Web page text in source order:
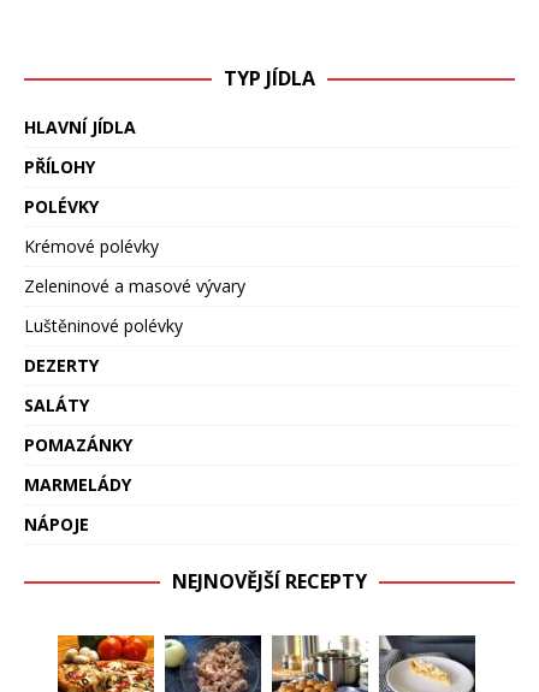
TYP JÍDLA
HLAVNÍ JÍDLA
PŘÍLOHY
POLÉVKY
Krémové polévky
Zeleninové a masové vývary
Luštěninové polévky
DEZERTY
SALÁTY
POMAZÁNKY
MARMELÁDY
NÁPOJE
NEJNOVĚJŠÍ RECEPTY